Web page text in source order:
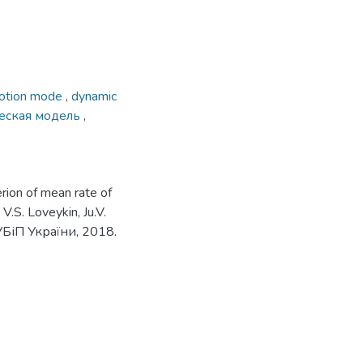
mode , dynamic
модель ,
of mean rate of
Loveykin, Ju.V.
України, 2018.